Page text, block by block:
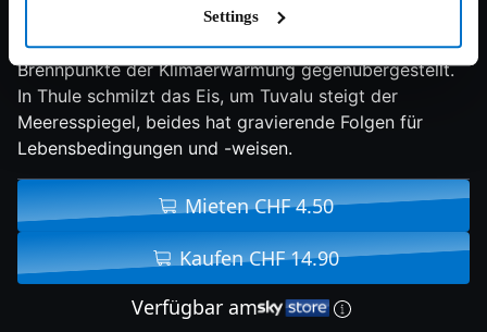
Settings
Thule in Grönland und Tuvalu in der Südsee werden als
Brennpunkte der Klimaerwärmung gegenübergestellt.
In Thule schmilzt das Eis, um Tuvalu steigt der
Meeresspiegel, beides hat gravierende Folgen für
Lebensbedingungen und -weisen.
Mieten CHF 4.50
Kaufen CHF 14.90
Verfügbar am